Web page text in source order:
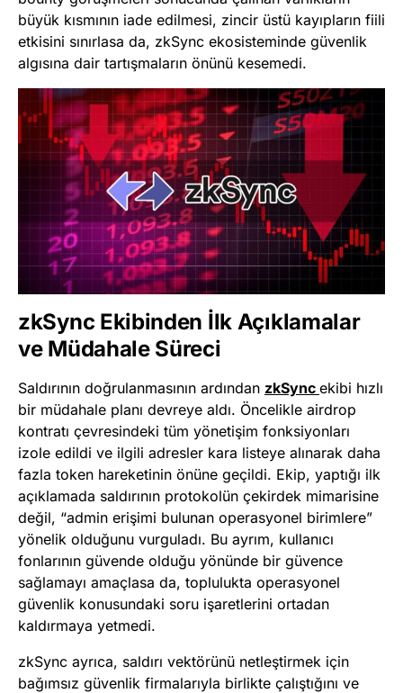
büyük kısmının iade edilmesi, zincir üstü kayıpların fiili
etkisini sınırlasa da, zkSync ekosisteminde güvenlik
algısına dair tartışmaların önünü kesemedi.
zkSync Ekibinden İlk Açıklamalar
ve Müdahale Süreci
Saldırının doğrulanmasının ardından zkSync ekibi hızlı
bir müdahale planı devreye aldı. Öncelikle airdrop
kontratı çevresindeki tüm yönetişim fonksiyonları
izole edildi ve ilgili adresler kara listeye alınarak daha
fazla token hareketinin önüne geçildi. Ekip, yaptığı ilk
açıklamada saldırının protokolün çekirdek mimarisine
değil, “admin erişimi bulunan operasyonel birimlere”
yönelik olduğunu vurguladı. Bu ayrım, kullanıcı
fonlarının güvende olduğu yönünde bir güvence
sağlamayı amaçlasa da, toplulukta operasyonel
güvenlik konusundaki soru işaretlerini ortadan
kaldırmaya yetmedi.
zkSync ayrıca, saldırı vektörünü netleştirmek için
bağımsız güvenlik firmalarıyla birlikte çalıştığını ve